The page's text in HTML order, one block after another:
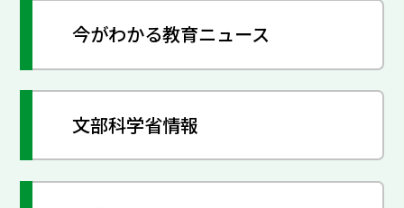
今がわかる教育ニュース
文部科学省情報